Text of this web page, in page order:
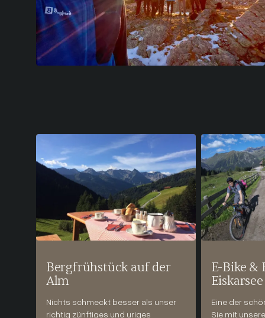
Bergfrühstück auf der
Alm
Nichts schmeckt besser als unser
richtig zünftiges und uriges
E-Bike &
Eiskarsee
Eine der
Sie mit